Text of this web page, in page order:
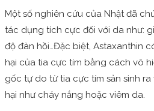
Một số nghiên cứu của Nhật đã
tác dụng tích cực đối với da như:
độ đàn hồi…Đặc biệt, Astaxanthin
hại của tia cực tím bằng cách vô
gốc tự do từ tia cực tím sản sinh
hại như cháy nắng hoặc viêm da.